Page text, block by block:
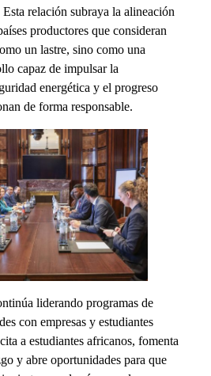
relación subraya la alineación
productores que consideran
un lastre, sino como una
capaz de impulsar la
energética y el progreso
de forma responsable.
liderando programas de
con empresas y estudiantes
a estudiantes africanos, fomenta
y abre oportunidades para que